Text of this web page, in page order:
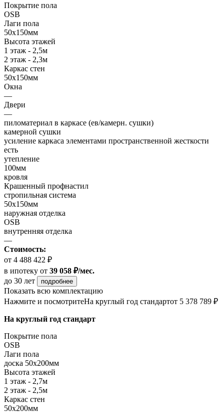
Покрытие пола
OSB
Лаги пола
50х150мм
Высота этажей
1 этаж - 2,5м
2 этаж - 2,3м
Каркас стен
50х150мм
Окна
—
Двери
—
пиломатериал в каркасе (ев/камерн. сушки)
камерной сушки
усиление каркаса элементами пространственной жесткости
есть
утепление
100мм
кровля
Крашенный профнастил
стропильная система
50х150мм
наружная отделка
OSB
внутренняя отделка
—
Стоимость:
от 4 488 422 ₽
в ипотеку от 39 058 ₽/мес.
до 30 лет
подробнее
Показать всю комплектацию
Нажмите и посмотритеНа круглый год стандартот 5 378 789 ₽
На круглый год стандарт
Покрытие пола
OSB
Лаги пола
доска 50х200мм
Высота этажей
1 этаж - 2,7м
2 этаж - 2,5м
Каркас стен
50х200мм